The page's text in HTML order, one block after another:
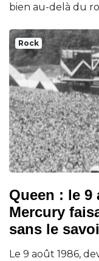
bien au-delà du
Rock
Queen : le 9
Mercury
sans le
Le 9 août 1986,